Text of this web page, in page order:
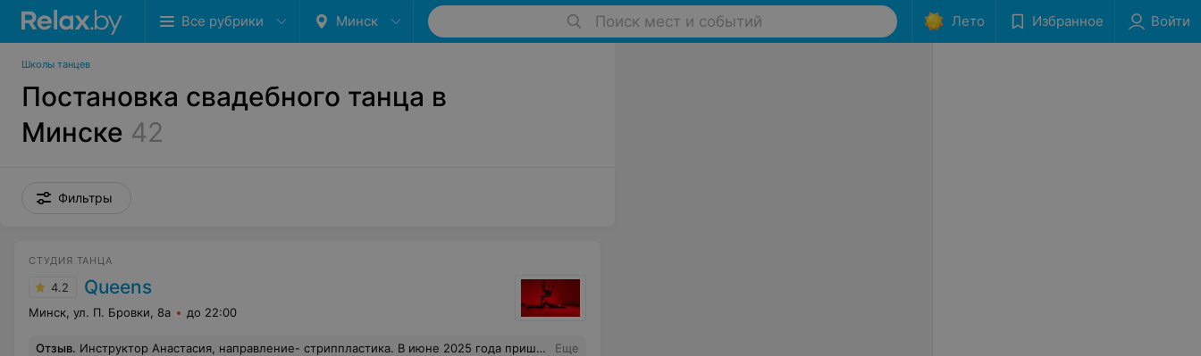
Все рубрики Минск Поиск мест и событий Лето Избранное Войти
Школы танцев
Постановка свадебного танца в
Минске 42
Фильтры
СТУДИЯ ТАНЦА
4.2 Queens
Минск, ул. П. Бровки, 8а до 22:00
Отзыв. Инструктор Анастасия, направление- стриппластика. В июне 2025 года пришла на пробное занятие и сразу поняла, что это мой тренер, у которого я хочу учиться танцевать. Каждая хореография и музыка прям затягивает- с занятий идешь домой в приподнятом настроении и довольный результатом. Анастасия предельно внимательна ко всем своим ученицам, четко и грамотно разбирает каждую связку в танце, распределяя ее под счет. Никогда не повышает голос, с уважением и симпатией относится ко всем. Всегда с нетерпением жду следующего занятия. Из 5 звез ставлю 10! Рекомендую как для начинающих, так и опытных учениц. Еще